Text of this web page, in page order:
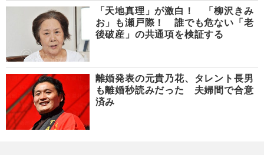
「天地真理」が激白！ 「柳沢きみ
お」も瀬戸際！ 誰でも危ない「老
後破産」の共通項を検証する
離婚発表の元貴乃花、タレント長男
も離婚秒読みだった 夫婦間で合意
済み